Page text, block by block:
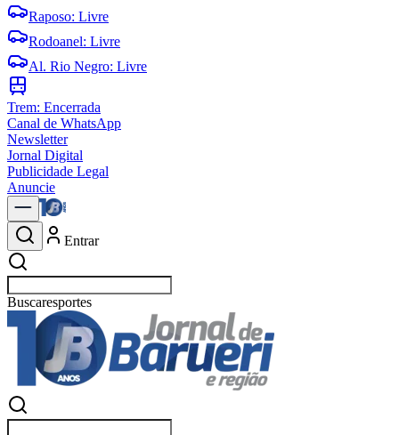
Raposo: Livre
Rodoanel: Livre
Al. Rio Negro: Livre
Trem: Encerrada
Canal de WhatsApp
Newsletter
Jornal Digital
Publicidade Legal
Anuncie
Entrar
Buscarpolítica